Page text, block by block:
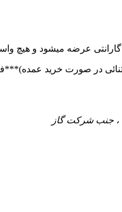
عرضه میشود و هیچ
، جنب شرکت گاز